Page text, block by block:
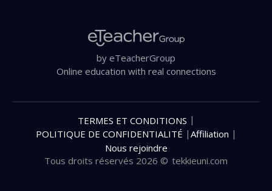
by eTeacherGroup
Online education with real connections
Tous droits réservés 2026 © tekkieuni.com
TERMES ET CONDITIONS |
POLITIQUE DE CONFIDENTIALITÉ | Affiliation |
Nous rejoindre